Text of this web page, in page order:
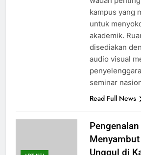
kampus yang
untuk
akademik.
disediakan
audio visual
seminar
Read Full News
Unggul di